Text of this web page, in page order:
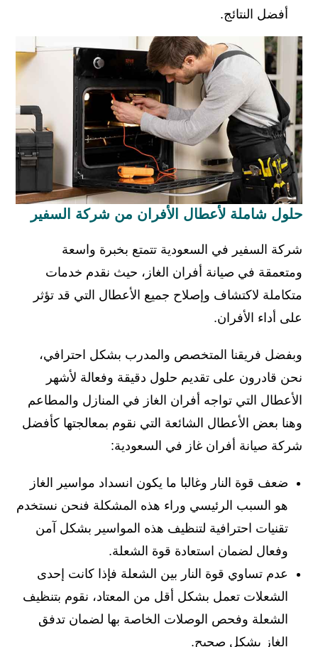
أفضل النتائج.
حلول شاملة لأعطال الأفران من شركة السفير
شركة السفير في السعودية تتمتع بخبرة واسعة
ومتعمقة في صيانة أفران الغاز، حيث نقدم خدمات
متكاملة لاكتشاف وإصلاح جميع الأعطال التي قد تؤثر
على أداء الأفران.
وبفضل فريقنا المتخصص والمدرب بشكل احترافي،
نحن قادرون على تقديم حلول دقيقة وفعالة لأشهر
الأعطال التي تواجه أفران الغاز في المنازل والمطاعم
وهنا بعض الأعطال الشائعة التي نقوم بمعالجتها كأفضل
شركة صيانة أفران غاز في السعودية:
ضعف قوة النار وغالبا ما يكون انسداد مواسير الغاز
هو السبب الرئيسي وراء هذه المشكلة فنحن نستخدم
تقنيات احترافية لتنظيف هذه المواسير بشكل آمن
وفعال لضمان استعادة قوة الشعلة.
عدم تساوي قوة النار بين الشعلة فإذا كانت إحدى
الشعلات تعمل بشكل أقل من المعتاد، نقوم بتنظيف
الشعلة وفحص الوصلات الخاصة بها لضمان تدفق
الغاز بشكل صحيح.